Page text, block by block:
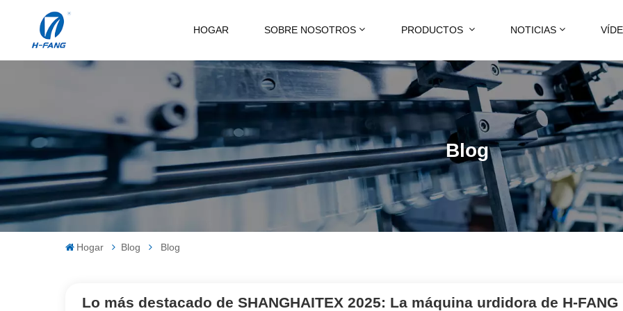
HOGAR SOBRE NOSOTROS PRODUCTOS NOTICIAS
Blog
Hogar Blog Blog
Lo más destacado de SHANGHAITEX 2025: La máquina urdidora de H-FANG